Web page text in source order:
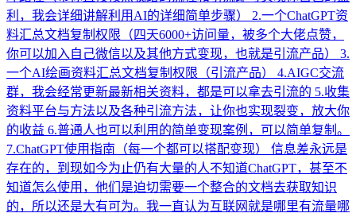
利，我会详细讲解利用AI的详细简单步骤） 2.一个ChatGPT资
料汇总文档复制权限（四天6000+访问量，被多个大佬点赞，
你可以加入自己微信以及其他方式变现，也就是引流产品） 3.
一个AI绘画资料汇总文档复制权限（引流产品） 4.AIGC交流
群，我会经常更新最新相关资料，都是可以拿去引流的 5.收集
资料平台与方法以及各种引流方法，让你也实现裂变，放大你
的收益 6.普通人也可以利用的简单变现案例，可以简单复制。
7.ChatGPT使用指南（每一个都可以搭配变现） 信息差永远是
存在的，到现如今为止仍有大量的人不知道ChatGPT，甚至不
知道怎么使用，他们是迫切需要一个整合的文档去获取知识
的，所以还是大有可为。我一直认为互联网就是哪里有流量哪